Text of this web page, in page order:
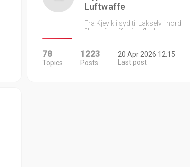
Luftwaffe
Fra Kjevik i syd til Lakselv i nord
fikk Luftwaffe sine flyplassanlegg…
78
Topics
1223
Posts
20 Apr 2026 12:15
Last post